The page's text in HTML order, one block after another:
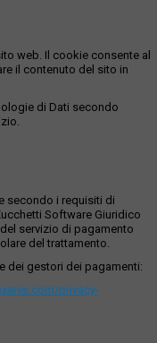
web. Il cookie consente al
il contenuto del sito in
di Dati secondo
secondo i requisiti di
Software Giuridico
servizio di pagamento
del trattamento.
dei gestori dei pagamenti:
privacy-